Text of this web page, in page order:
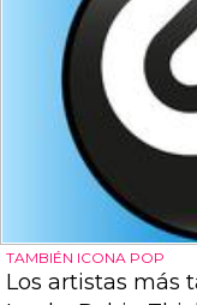
TAMBIÉN ICONA POP
Los artistas más